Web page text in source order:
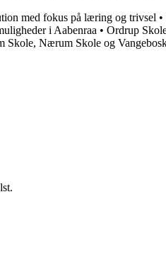
med fokus på læring og trivsel •
i Aabenraa • Ordrup
Skole, Nærum Skole og